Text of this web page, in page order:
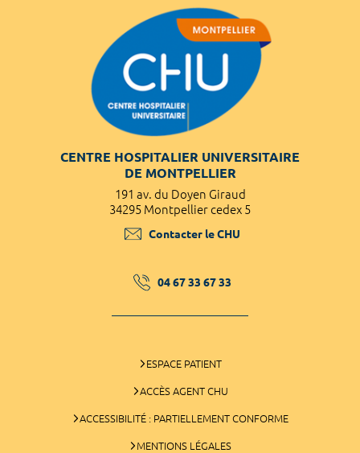
CENTRE HOSPITALIER UNIVERSITAIRE
DE MONTPELLIER
191 av. du Doyen Giraud
34295 Montpellier cedex 5
Contacter le CHU
04 67 33 67 33
ESPACE PATIENT
ACCÈS AGENT CHU
ACCESSIBILITÉ : PARTIELLEMENT CONFORME
MENTIONS LÉGALES